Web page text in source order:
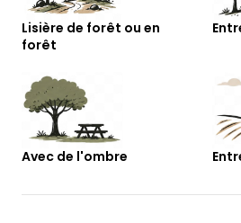
Lisière de forêt ou en
forêt
Avec de l'ombre